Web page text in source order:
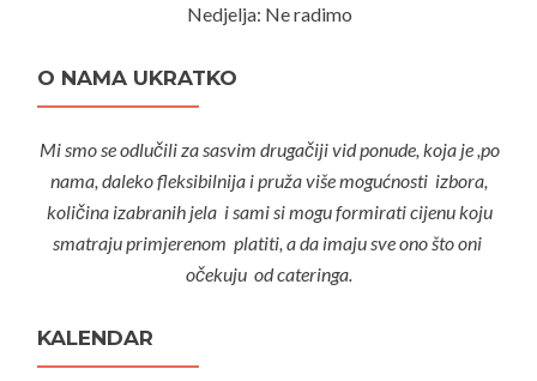
Nedjelja: Ne radimo
O NAMA UKRATKO
Mi smo se odlučili za sasvim drugačiji vid ponude, koja je ,po
nama, daleko fleksibilnija i pruža više mogućnosti izbora,
količina izabranih jela i sami si mogu formirati cijenu koju
smatraju primjerenom platiti, a da imaju sve ono što oni
očekuju od cateringa.
KALENDAR